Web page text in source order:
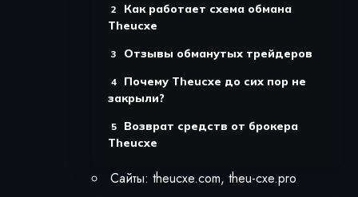
Как работает схема обмана
Theucxe
Отзывы обманутых трейдеров
Почему Theucxe до сих пор не
закрыли?
Возврат средств от брокера
Theucxe
Сайты: theucxe.com, theu-cxe.pro